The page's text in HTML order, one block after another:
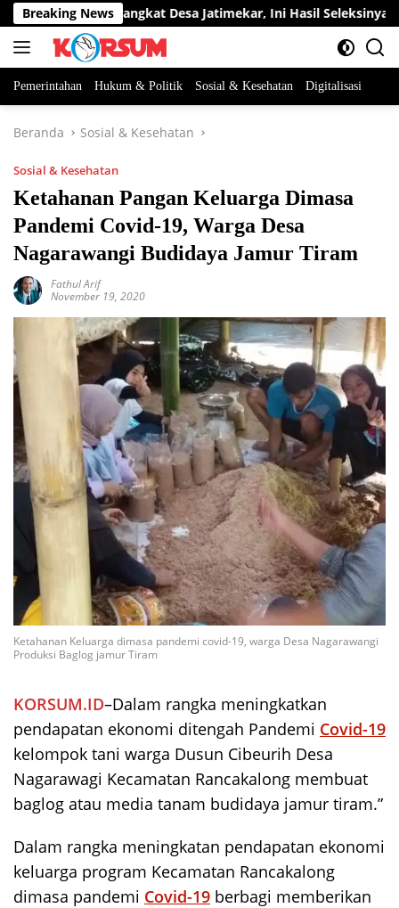
Langsung
ke
konten
Breaking News
Jabatan Perangkat Desa Jatimekar, Ini Hasil Seleksinya
Pemerintahan Hukum & Politik Sosial & Kesehatan Digitalisasi
Beranda Sosial & Kesehatan
Sosial & Kesehatan
Ketahanan Pangan Keluarga Dimasa
Pandemi Covid-19, Warga Desa
Nagarawangi Budidaya Jamur Tiram
Fathul Arif
November 19, 2020
Ketahanan Keluarga dimasa pandemi covid-19, warga Desa Nagarawangi
Produksi Baglog jamur Tiram
KORSUM.ID–Dalam rangka meningkatkan
pendapatan ekonomi ditengah Pandemi Covid-19
kelompok tani warga Dusun Cibeurih Desa
Nagarawagi Kecamatan Rancakalong membuat
baglog atau media tanam budidaya jamur tiram.”
Dalam rangka meningkatan pendapatan ekonomi
keluarga program Kecamatan Rancakalong
dimasa pandemi Covid-19 berbagi memberikan